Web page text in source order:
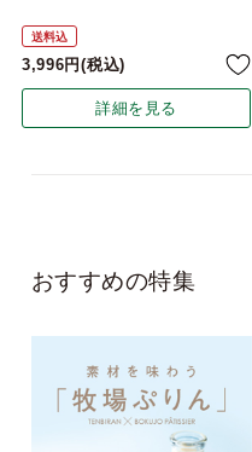
送料込
3,996 税込
詳細を見る
おすすめの特集